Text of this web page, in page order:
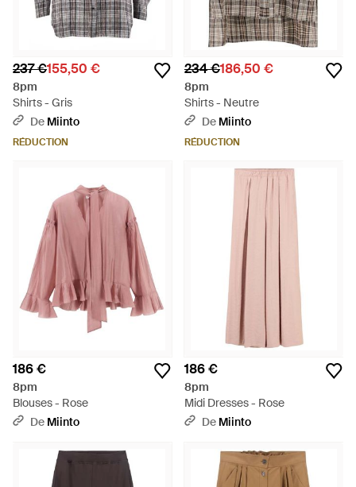
237 €155,50 €
8pm
Shirts - Gris
De Miinto
RÉDUCTION
234 €186,50 €
8pm
Shirts - Neutre
De Miinto
RÉDUCTION
186 €
8pm
Blouses - Rose
De Miinto
186 €
8pm
Midi Dresses - Rose
De Miinto